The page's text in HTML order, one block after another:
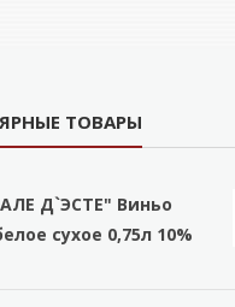
ТОВАРЫ
Д`ЭСТЕ" Виньо
сухое 0,75л 10%